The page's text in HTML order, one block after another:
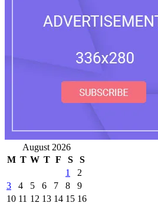
August 2026
M T W T F S
S
1
2
3
4 5 6 7 8
9
10 11 12 13 14 15 16